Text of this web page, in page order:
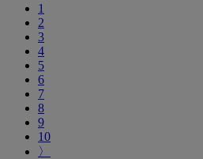
1
2
3
4
5
6
7
8
9
10
〉